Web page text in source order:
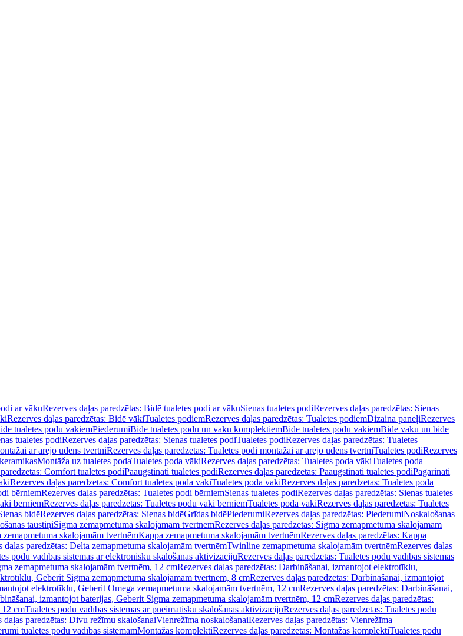
ar vākuRezerves daļas paredzētas: Bidē tualetes podi ar vākuSienas tualetes podiRezerves daļas paredzētas: Sienas
Rezerves daļas paredzētas: Bidē vākiTualetes podiemRezerves daļas paredzētas: Tualetes podiemDizaina paneļiRezerves
tualetes podu vākiemPiederumiBidē tualetes podu un vāku komplektiemBidē tualetes podu vākiemBidē vāku un bidē
tualetes podiRezerves daļas paredzētas: Sienas tualetes podiTualetes podiRezerves daļas paredzētas: Tualetes
ar ārējo ūdens tvertniRezerves daļas paredzētas: Tualetes podi montāžai ar ārējo ūdens tvertniTualetes podiRezerves
Montāža uz tualetes podaTualetes poda vākiRezerves daļas paredzētas: Tualetes poda vākiTualetes poda
Comfort tualetes podiPaaugstināti tualetes podiRezerves daļas paredzētas: Paaugstināti tualetes podiPagarināti
Rezerves daļas paredzētas: Comfort tualetes poda vākiTualetes poda vākiRezerves daļas paredzētas: Tualetes poda
bērniemRezerves daļas paredzētas: Tualetes podi bērniemSienas tualetes podiRezerves daļas paredzētas: Sienas tualetes
bērniemRezerves daļas paredzētas: Tualetes podu vāki bērniemTualetes poda vākiRezerves daļas paredzētas: Tualetes
bidēRezerves daļas paredzētas: Sienas bidēGrīdas bidēPiederumiRezerves daļas paredzētas: PiederumiNoskalošanas
taustiņiSigma zemapmetuma skalojamām tvertnēmRezerves daļas paredzētas: Sigma zemapmetuma skalojamām
zemapmetuma skalojamām tvertnēmKappa zemapmetuma skalojamām tvertnēmRezerves daļas paredzētas: Kappa
daļas paredzētas: Delta zemapmetuma skalojamām tvertnēmTwinline zemapmetuma skalojamām tvertnēmRezerves daļas
podu vadības sistēmas ar elektronisku skalošanas aktivizācijuRezerves daļas paredzētas: Tualetes podu vadības sistēmas
zemapmetuma skalojamām tvertnēm, 12 cmRezerves daļas paredzētas: Darbināšanai, izmantojot elektrotīklu,
Geberit Sigma zemapmetuma skalojamām tvertnēm, 8 cmRezerves daļas paredzētas: Darbināšanai, izmantojot
elektrotīklu, Geberit Omega zemapmetuma skalojamām tvertnēm, 12 cmRezerves daļas paredzētas: Darbināšanai,
izmantojot baterijas, Geberit Sigma zemapmetuma skalojamām tvertnēm, 12 cmRezerves daļas paredzētas:
12 cmTualetes podu vadības sistēmas ar pneimatisku skalošanas aktivizācijuRezerves daļas paredzētas: Tualetes podu
daļas paredzētas: Divu režīmu skalošanaiVienrežīma noskalošanaiRezerves daļas paredzētas: Vienrežīma
tualetes podu vadības sistēmāmMontāžas komplektiRezerves daļas paredzētas: Montāžas komplektiTualetes podu